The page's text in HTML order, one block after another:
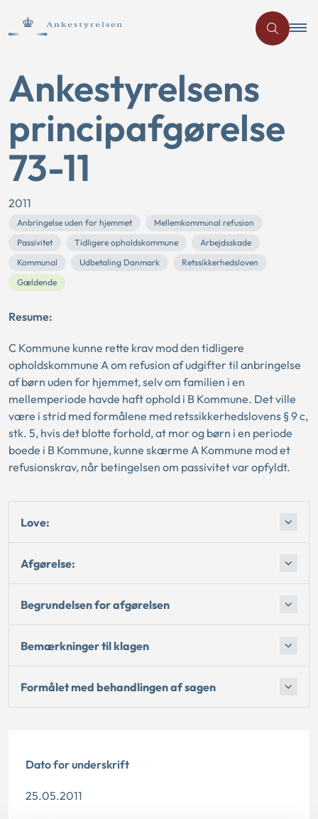
Ankestyrelsens
principafgørelse
73-11
2011
Anbringelse uden for hjemmet
Mellemkommunal refusion
Passivitet
Tidligere opholdskommune
Arbejdsskade
Kommunal
Udbetaling Danmark
Retssikkerhedsloven
Gældende
Resume:
C Kommune kunne rette krav mod den tidligere
opholdskommune A om refusion af udgifter til anbringelse
af børn uden for hjemmet, selv om familien i en
mellemperiode havde haft ophold i B Kommune. Det ville
være i strid med formålene med retssikkerhedslovens § 9 c,
stk. 5, hvis det blotte forhold, at mor og børn i en periode
boede i B Kommune, kunne skærme A Kommune mod et
refusionskrav, når betingelsen om passivitet var opfyldt.
Love:
Afgørelse:
Begrundelsen for afgørelsen
Bemærkninger til klagen
Formålet med behandlingen af sagen
Dato for underskrift
25.05.2011